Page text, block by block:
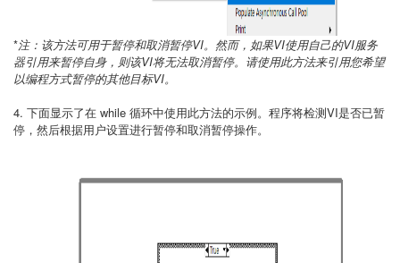
*注：该方法可用于暂停和取消暂停VI。然而，如果VI使用自己的VI服务
器引用来暂停自身，则该VI将无法取消暂停。请使用此方法来引用您希望
以编程方式暂停的其他目标VI。
4. 下面显示了在 while 循环中使用此方法的示例。程序将检测VI是否已暂
停，然后根据用户设置进行暂停和取消暂停操作。